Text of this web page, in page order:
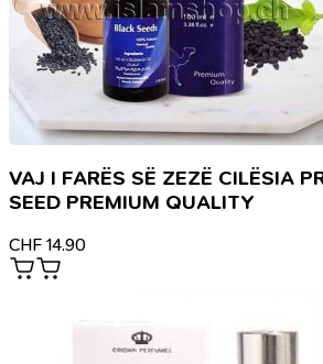
VAJ I FARËS SË ZEZË CILËSIA
SEED PREMIUM QUALITY
CHF 14.90